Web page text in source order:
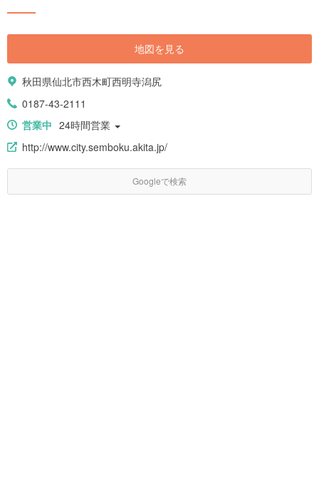
地図を見る
秋田県仙北市西木町西明寺潟尻
0187-43-2111
営業中 24時間営業
http://www.city.semboku.akita.jp/
Googleで検索